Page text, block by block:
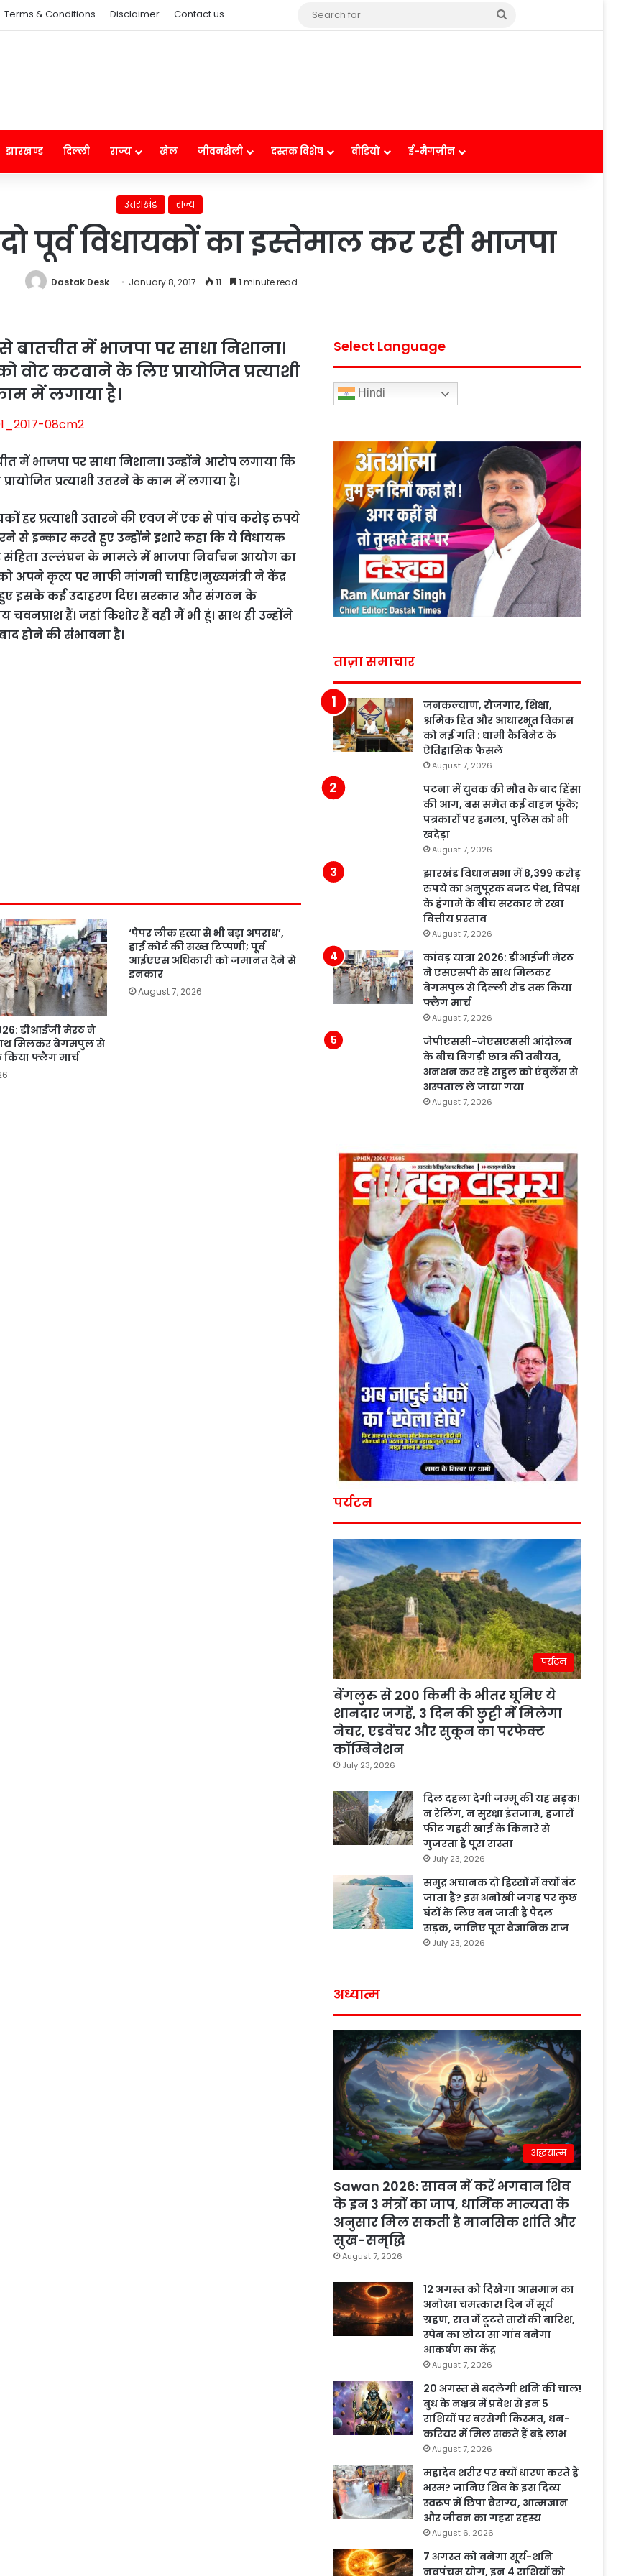
Terms & Conditions Disclaimer Contact us
Search
झारखण्ड दिल्ली राज्य खेल जीवनशैली दस्तक विशेष वीडियो ई-मैगज़ीन
उत्तराखंड राज्य
पूर्व विधायकों का इस्तेमाल कर रही भाजपा
Dastak Desk January 8, 2017 11 1 minute read
बातचीत में भाजपा पर साधा निशाना।
वोट कटवाने के लिए प्रायोजित प्रत्याशी
में लगाया है।
में भाजपा पर साधा निशाना। उन्होंने आरोप लगाया कि
प्रत्याशी उतरने के काम में लगाया है।
हर प्रत्याशी उतारने की एवज में एक से पांच करोड़ रुपये
से इन्कार करते हुए उन्होंने इशारे कहा कि ये विधायक
संहिता उल्लंघन के मामले में भाजपा निर्वाचन आयोग का
अपने कृत्य पर माफी मांगनी चाहिए।मुख्यमंत्री ने केंद्र
इसके कई उदाहरण दिए। सरकार और संगठन के
हैं। जहां किशोर हैं वही मैं भी हूं। साथ ही उन्होंने
होने की संभावना है।
डीआईजी मेरठ ने
मिलकर बेगमपुल से
किया फ्लैग मार्च
‘पेपर लीक हत्या से भी बड़ा अपराध’,
हाई कोर्ट की सख्त टिप्पणी; पूर्व
आईएएस अधिकारी को जमानत देने से
इनकार
August 7, 2026
Select Language
Hindi
ताज़ा समाचार
जनकल्याण, रोजगार, शिक्षा,
श्रमिक हित और आधारभूत विकास
को नई गति : धामी कैबिनेट के
ऐतिहासिक फैसले
August 7, 2026
पटना में युवक की मौत के बाद हिंसा
की आग, बस समेत कई वाहन फूंके;
पत्रकारों पर हमला, पुलिस को भी
खदेड़ा
August 7, 2026
झारखंड विधानसभा में 8,399 करोड़
रुपये का अनुपूरक बजट पेश, विपक्ष
के हंगामे के बीच सरकार ने रखा
वित्तीय प्रस्ताव
August 7, 2026
कांवड़ यात्रा 2026: डीआईजी मेरठ
ने एसएसपी के साथ मिलकर
बेगमपुल से दिल्ली रोड तक किया
फ्लैग मार्च
August 7, 2026
जेपीएससी-जेएसएससी आंदोलन
के बीच बिगड़ी छात्र की तबीयत,
अनशन कर रहे राहुल को एंबुलेंस से
अस्पताल ले जाया गया
August 7, 2026
पर्यटन
पर्यटन
बेंगलुरु से 200 किमी के भीतर घूमिए ये
शानदार जगहें, 3 दिन की छुट्टी में मिलेगा
नेचर, एडवेंचर और सुकून का परफेक्ट
कॉम्बिनेशन
July 23, 2026
दिल दहला देगी जम्मू की यह सड़क!
न रेलिंग, न सुरक्षा इंतजाम, हजारों
फीट गहरी खाई के किनारे से
गुजरता है पूरा रास्ता
July 23, 2026
समुद्र अचानक दो हिस्सों में क्यों बंट
जाता है? इस अनोखी जगह पर कुछ
घंटों के लिए बन जाती है पैदल
सड़क, जानिए पूरा वैज्ञानिक राज
July 23, 2026
अध्यात्म
अद्धयात्म
Sawan 2026: सावन में करें भगवान शिव
के इन 3 मंत्रों का जाप, धार्मिक मान्यता के
अनुसार मिल सकती है मानसिक शांति और
सुख-समृद्धि
August 7, 2026
12 अगस्त को दिखेगा आसमान का
अनोखा चमत्कार! दिन में सूर्य
ग्रहण, रात में टूटते तारों की बारिश,
स्पेन का छोटा सा गांव बनेगा
आकर्षण का केंद्र
August 7, 2026
20 अगस्त से बदलेगी शनि की चाल!
बुध के नक्षत्र में प्रवेश से इन 5
राशियों पर बरसेगी किस्मत, धन-
करियर में मिल सकते हैं बड़े लाभ
August 7, 2026
महादेव शरीर पर क्यों धारण करते हैं
भस्म? जानिए शिव के इस दिव्य
स्वरूप में छिपा वैराग्य, आत्मज्ञान
और जीवन का गहरा रहस्य
August 6, 2026
7 अगस्त को बनेगा सूर्य-शनि
नवपंचम योग, इन 4 राशियों को